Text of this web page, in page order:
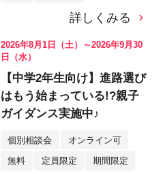
詳しくみる
2026年8月1日（土）～2026年9月30
日（水）
【中学2年生向け】進路選び
はもう始まっている!?親子
ガイダンス実施中♪
個別相談会 オンライン可
無料 定員限定 期間限定